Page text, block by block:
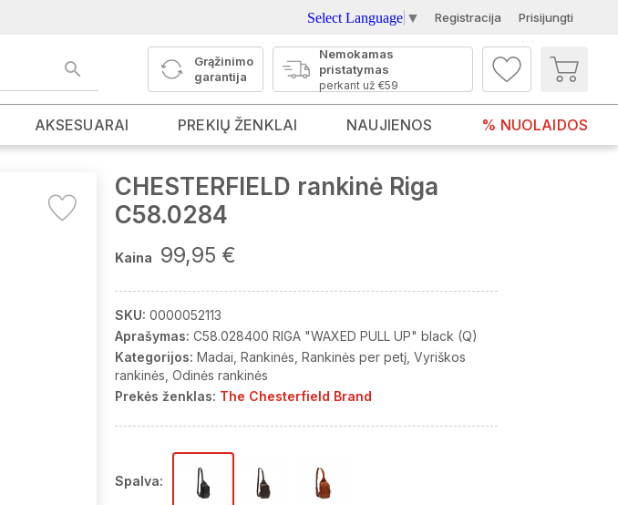
Select Language ▼ Registracija Prisijungti
Grąžinimo
garantija
Nemokamas
pristatymas
perkant už €59
AKSESUARAI PREKIŲ ŽENKLAI NAUJIENOS % NUOLAIDOS
CHESTERFIELD rankinė Riga
C58.0284
Kaina 99,95 €
SKU: 0000052113
Aprašymas: C58.028400 RIGA "WAXED PULL UP" black (Q)
Kategorijos: Madai Rankinės Rankinės per petį Vyriškos
rankinės Odinės rankinės
Prekės ženklas: The Chesterfield Brand
Spalva: